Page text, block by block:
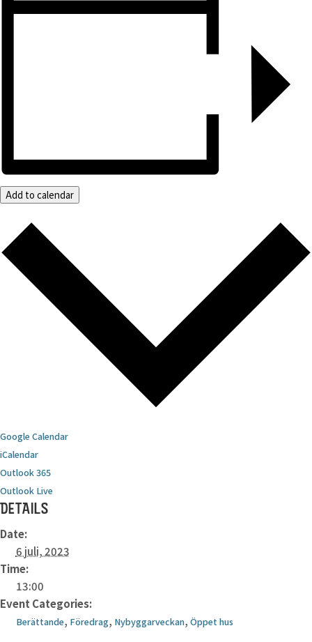
Add to calendar
Google Calendar
iCalendar
Outlook 365
Outlook Live
DETAILS
Date:
6 juli, 2023
Time:
13:00
Event Categories:
Berättande, Föredrag, Nybyggarveckan, Öppet hus